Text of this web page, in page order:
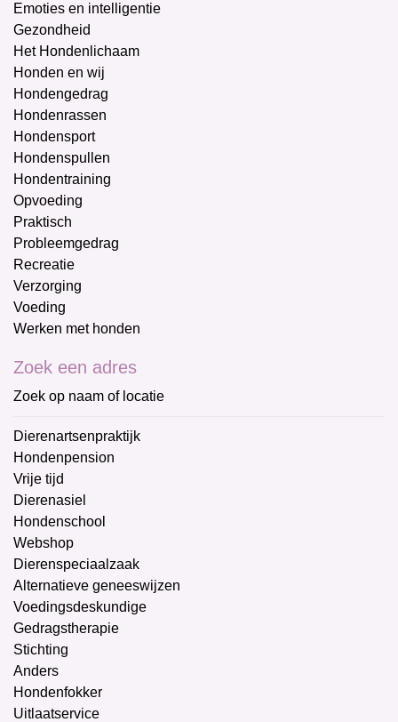
Emoties en intelligentie
Gezondheid
Het Hondenlichaam
Honden en wij
Hondengedrag
Hondenrassen
Hondensport
Hondenspullen
Hondentraining
Opvoeding
Praktisch
Probleemgedrag
Recreatie
Verzorging
Voeding
Werken met honden
Zoek een adres
Zoek op naam of locatie
Dierenartsenpraktijk
Hondenpension
Vrije tijd
Dierenasiel
Hondenschool
Webshop
Dierenspeciaalzaak
Alternatieve geneeswijzen
Voedingsdeskundige
Gedragstherapie
Stichting
Anders
Hondenfokker
Uitlaatservice